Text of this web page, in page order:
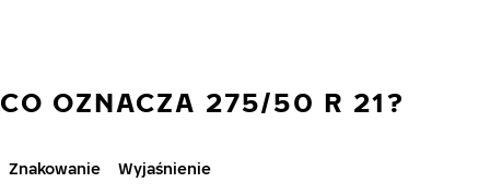
CO OZNACZA 275/50 R 21?
Znakowanie Wyjaśnienie